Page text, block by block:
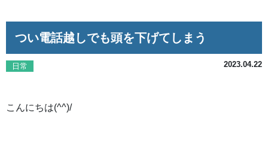
つい電話越しでも頭を下げてしまう
日常 2023.04.22
こんにちは(^^)/